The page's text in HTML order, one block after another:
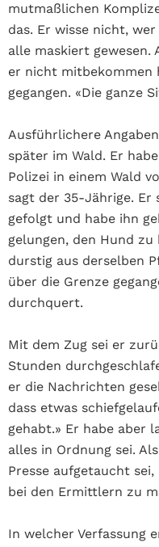
mutmaßlichen
das. Er wisse nicht,
alle maskiert gewesen.
er nicht mitbekommen
gegangen. «Die ganze
Ausführlichere
später im Wald. Er
Polizei in einem Wald
sagt der 35-Jährige. Er
gefolgt und habe ihn
gelungen, den Hund
durstig aus derselben
über die Grenze
durchquert.
Mit dem Zug sei er
Stunden
er die Nachrichten
dass etwas
gehabt.» Er habe aber
alles in Ordnung sei.
Presse aufgetaucht
bei den Ermittlern zu
In welcher Verfassung